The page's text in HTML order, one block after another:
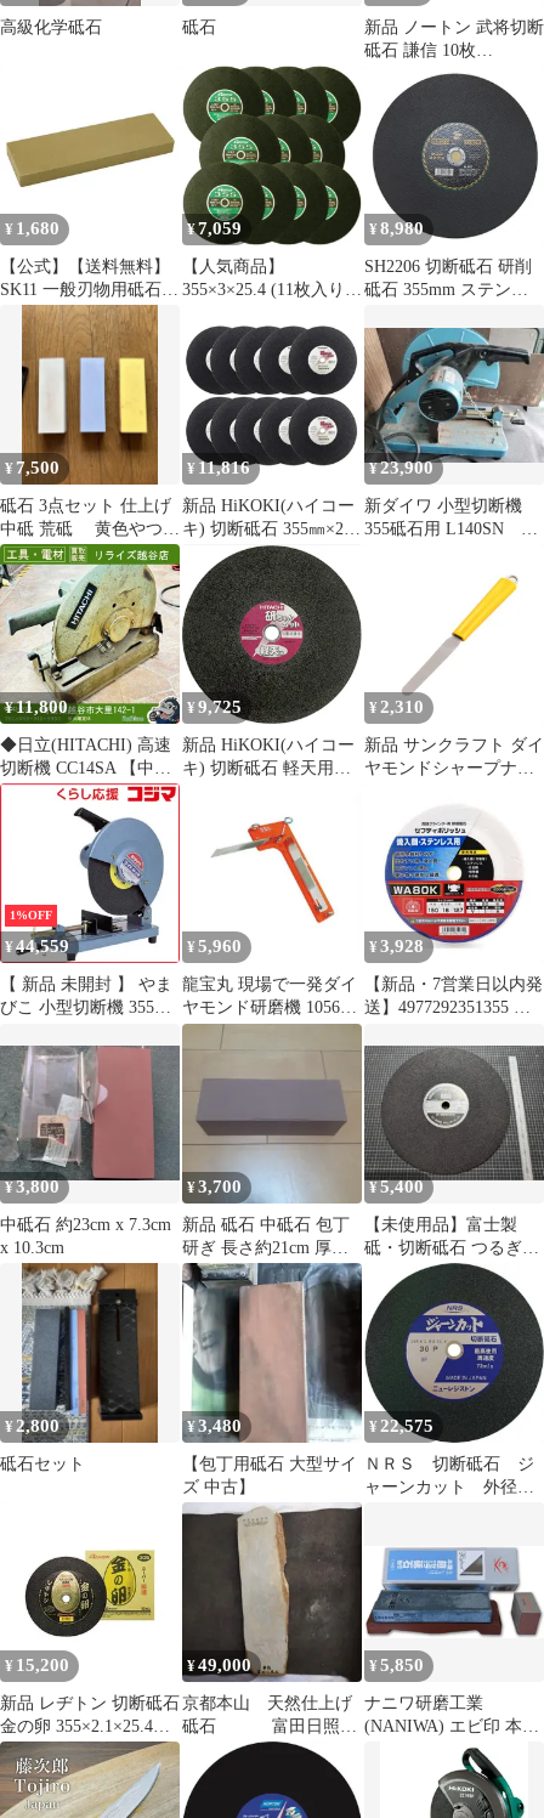
高級化学砥石 砥石
新品 ノートン 武将切断
砥石 謙信 10枚
355×3.0×25.4mm
¥ 1,680
【公式】【送料無料】
SK11 一般刃物用砥石
仕上げ用 ＃3000【メー
カー直送品】
¥7,059
【人気商品】
355×3×25.4 (11枚入り)
レヂトン
¥ 8,980
SH2206 切断砥石 研削
砥石 355mm ステンレ
装材 網入 ネット 精品
工房 正峰
¥ 7,500
砥石 3点セット 仕上げ
中砥 荒砥 黄色やつは
新品 あと二つ一回だ
け使用
¥ 11,816
新品 HiKOKI(ハイコー
キ) 切断砥石 355㎜×2.5
(ステン・金属用) 10入
0033-1293
¥23,900
新ダイワ 小型切断機
355砥石用 L140SN や
¥11,800
◆日立(HITACHI) 高速
切断機 CC14SA 【中
古】 【越谷店】
¥ 9,725
新品 HiKOKI(ハイコー
キ) 切断砥石 軽天用
径25.4mm 10枚入 0033-
¥ 2,310
新品 サンクラフト ダイ
ヤモンドシャープナー
056352【包丁 シャープ
ナー 包丁研ぎ棒 包丁研
ぎ器 日本製】 イエロー
1%OFF
¥ 44,559
【 新品 未開封 】 やま
びこ 小型切断機 355砥
料無料
¥ 5,960
龍宝丸 現場で一発ダイ
ヤモンド研磨機 1056
4989586241327 [刈払機
刃研ぎ・メンテナンス]
¥ 3,928
【新品・7営業日以内発
送】4977292351355 セ
4977292351355 藤原産
業 セフティポリッシュ
B 卓上グラインダー
【沖縄離島販売不可】
¥3,800
中砥石 約23cm x 7.3cm
x 10.3cm
¥3,700
新品 砥石 中砥石 包丁
研ぎ 長さ約21cm 厚み
6cm 1.8kg プロ用
¥5,400
【未使用品】富士製
砥・切断砥石 つるぎ
405×3×25.4 12枚
¥ 2,800
砥石セット
¥3,480
【包丁用砥石 大型サイ
ズ 中古】
¥ 22,575
ＮＲＳ 切断砥石 ジ
ャーンカット 外径３
硬度Ｐ ２５枚入
¥ 15,200
新品 レヂトン 切断砥石
金の卵 355×2.1×25.4
【10枚セット】 (ステ
ンレス・金属用)
¥49,000
京都本山 天然仕上げ
砥石 富田日照
山 巣板 b18
¥5,850
ナニワ研磨工業
(NANIWA) エビ印 本職
超セラミックス砥石 台
付 #600 SS-600